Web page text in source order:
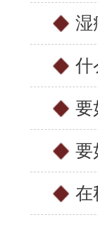
湿
什
要
要
在